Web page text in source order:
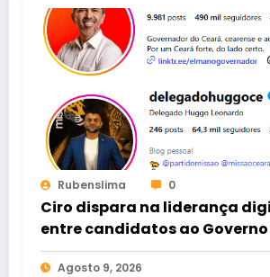
Rubenslima 0
Ciro dispara na liderança
entre candidatos ao
Ceará
Agosto 9, 2026